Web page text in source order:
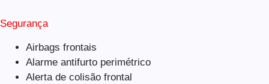
Segurança
Airbags frontais
Alarme antifurto perimétrico
Alerta de colisão frontal